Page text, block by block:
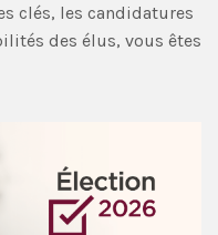
clés, les candidatures
des élus, vous êtes